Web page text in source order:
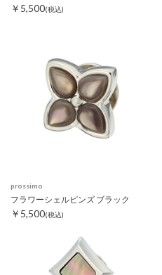
￥5,500(税込)
prossimo
フラワーシェルピンズ ブラック
￥5,500(税込)